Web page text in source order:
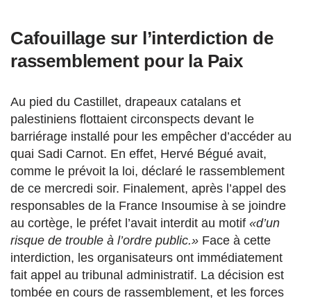
Cafouillage sur l’interdiction de
rassemblement pour la Paix
Au pied du Castillet, drapeaux catalans et
palestiniens flottaient circonspects devant le
barriérage installé pour les empêcher d’accéder au
quai Sadi Carnot. En effet, Hervé Bégué avait,
comme le prévoit la loi, déclaré le rassemblement
de ce mercredi soir. Finalement, après l’appel des
responsables de la France Insoumise à se joindre
au cortège, le préfet l’avait interdit au motif «d’un
risque de trouble à l’ordre public.» Face à cette
interdiction, les organisateurs ont immédiatement
fait appel au tribunal administratif. La décision est
tombée en cours de rassemblement, et les forces